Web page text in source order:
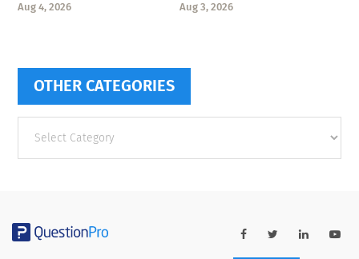
Aug 4, 2026 Aug 3, 2026
OTHER CATEGORIES
categories